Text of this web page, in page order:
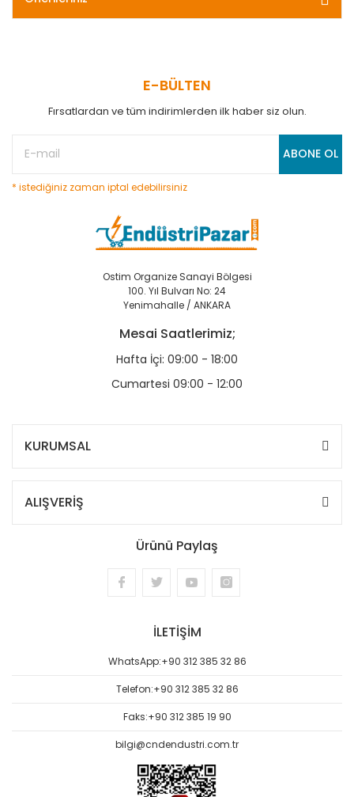
E-BÜLTEN
Fırsatlardan ve tüm indirimlerden ilk haber siz olun.
ABONE OL
* istediğiniz zaman iptal edebilirsiniz
Ostim Organize Sanayi Bölgesi
100. Yıl Bulvarı No: 24
Yenimahalle / ANKARA
Mesai Saatlerimiz;
Hafta İçi: 09:00 - 18:00
Cumartesi 09:00 - 12:00
KURUMSAL
ALIŞVERİŞ
Ürünü Paylaş
İLETİŞİM
WhatsApp:+90 312 385 32 86
Telefon:+90 312 385 32 86
Faks:+90 312 385 19 90
bilgi@cndendustri.com.tr